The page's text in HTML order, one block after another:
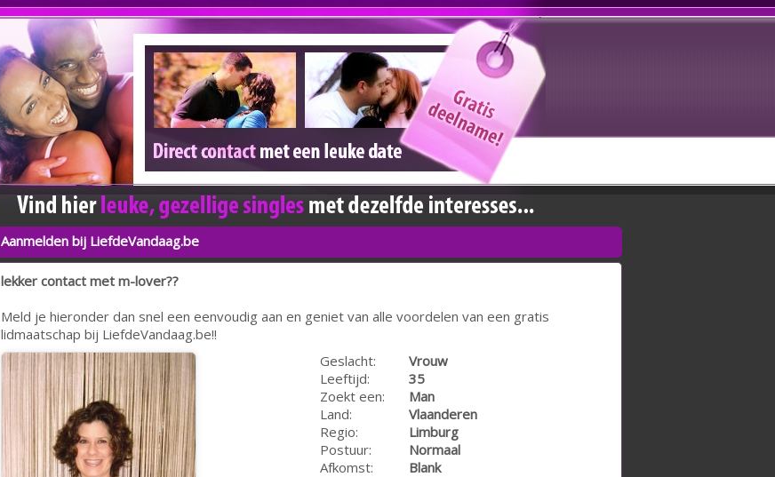
Aanmelden bij LiefdeVandaag.be
lekker contact met m-lover??
Meld je hieronder dan snel een eenvoudig aan en geniet van alle voordelen van een gratis
lidmaatschap bij LiefdeVandaag.be!!
Geslacht:
Vrouw
Leeftijd:
35
Zoekt een:
Man
Land:
Vlaanderen
Regio:
Limburg
Postuur:
Normaal
Afkomst:
Blank